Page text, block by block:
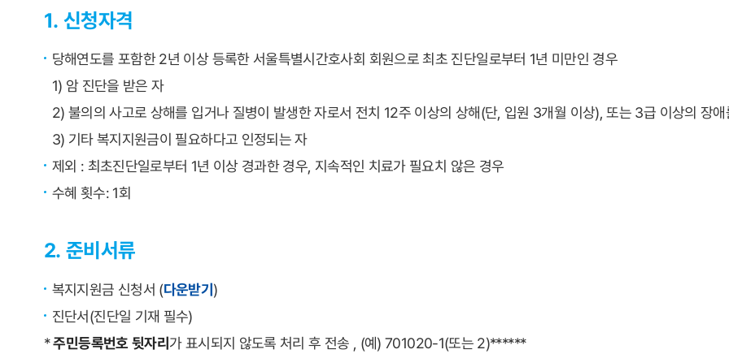
1. 신청자격
당해연도를 포함한 2년 이상 등록한 서울특별시간호사회 회원으로 최초 진단일로부터 1년 미만인 경우
1) 암 진단을 받은 자
2) 불의의 사고로 상해를 입거나 질병이 발생한 자로서 전치 12주 이상의 상해(단, 입원 3개월 이상), 또는 3급 이상의 장
3) 기타 복지지원금이 필요하다고 인정되는 자
제외 : 최초진단일로부터 1년 이상 경과한 경우, 지속적인 치료가 필요치 않은 경우
수혜 횟수: 1회
2. 준비서류
복지지원금 신청서 (다운받기)
진단서(진단일 기재 필수)
*주민등록번호 뒷자리가 표시되지 않도록 처리 후 전송 , (예) 701020-1(또는 2)******